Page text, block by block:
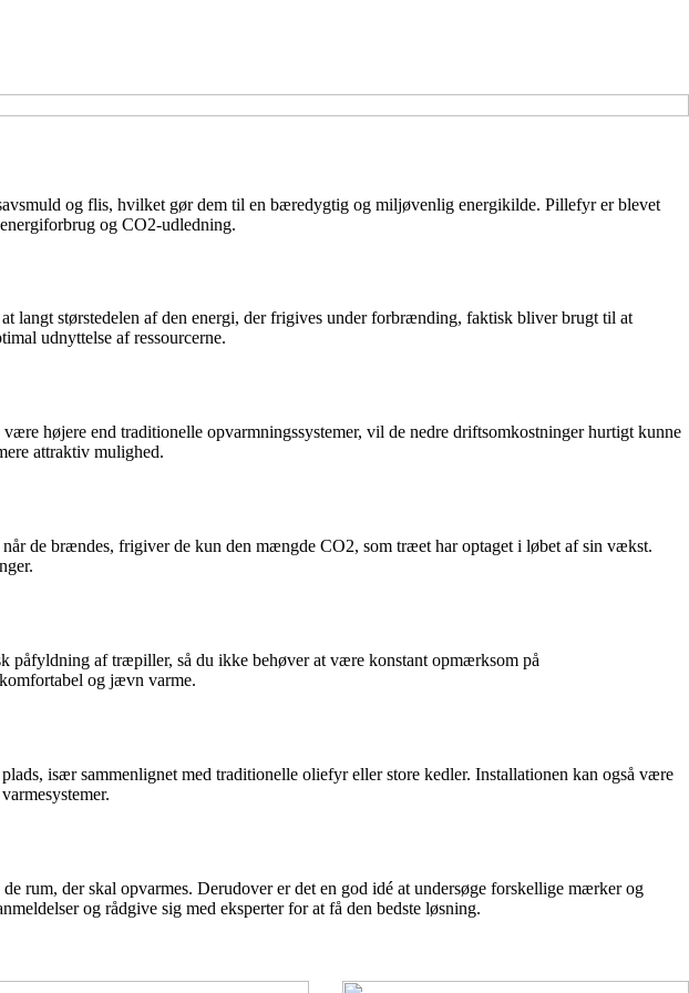
og flis, hvilket gør dem til en bæredygtig og miljøvenlig energikilde. Pillefyr er blevet
og CO2-udledning.
langt størstedelen af den energi, der frigives under forbrænding, faktisk bliver brugt til at
udnyttelse af ressourcerne.
højere end traditionelle opvarmningssystemer, vil de nedre driftsomkostninger hurtigt kunne
attraktiv mulighed.
de brændes, frigiver de kun den mængde CO2, som træet har optaget i løbet af sin vækst.
påfyldning af træpiller, så du ikke behøver at være konstant opmærksom på
og jævn varme.
især sammenlignet med traditionelle oliefyr eller store kedler. Installationen kan også være
rum, der skal opvarmes. Derudover er det en god idé at undersøge forskellige mærker og
og rådgive sig med eksperter for at få den bedste løsning.